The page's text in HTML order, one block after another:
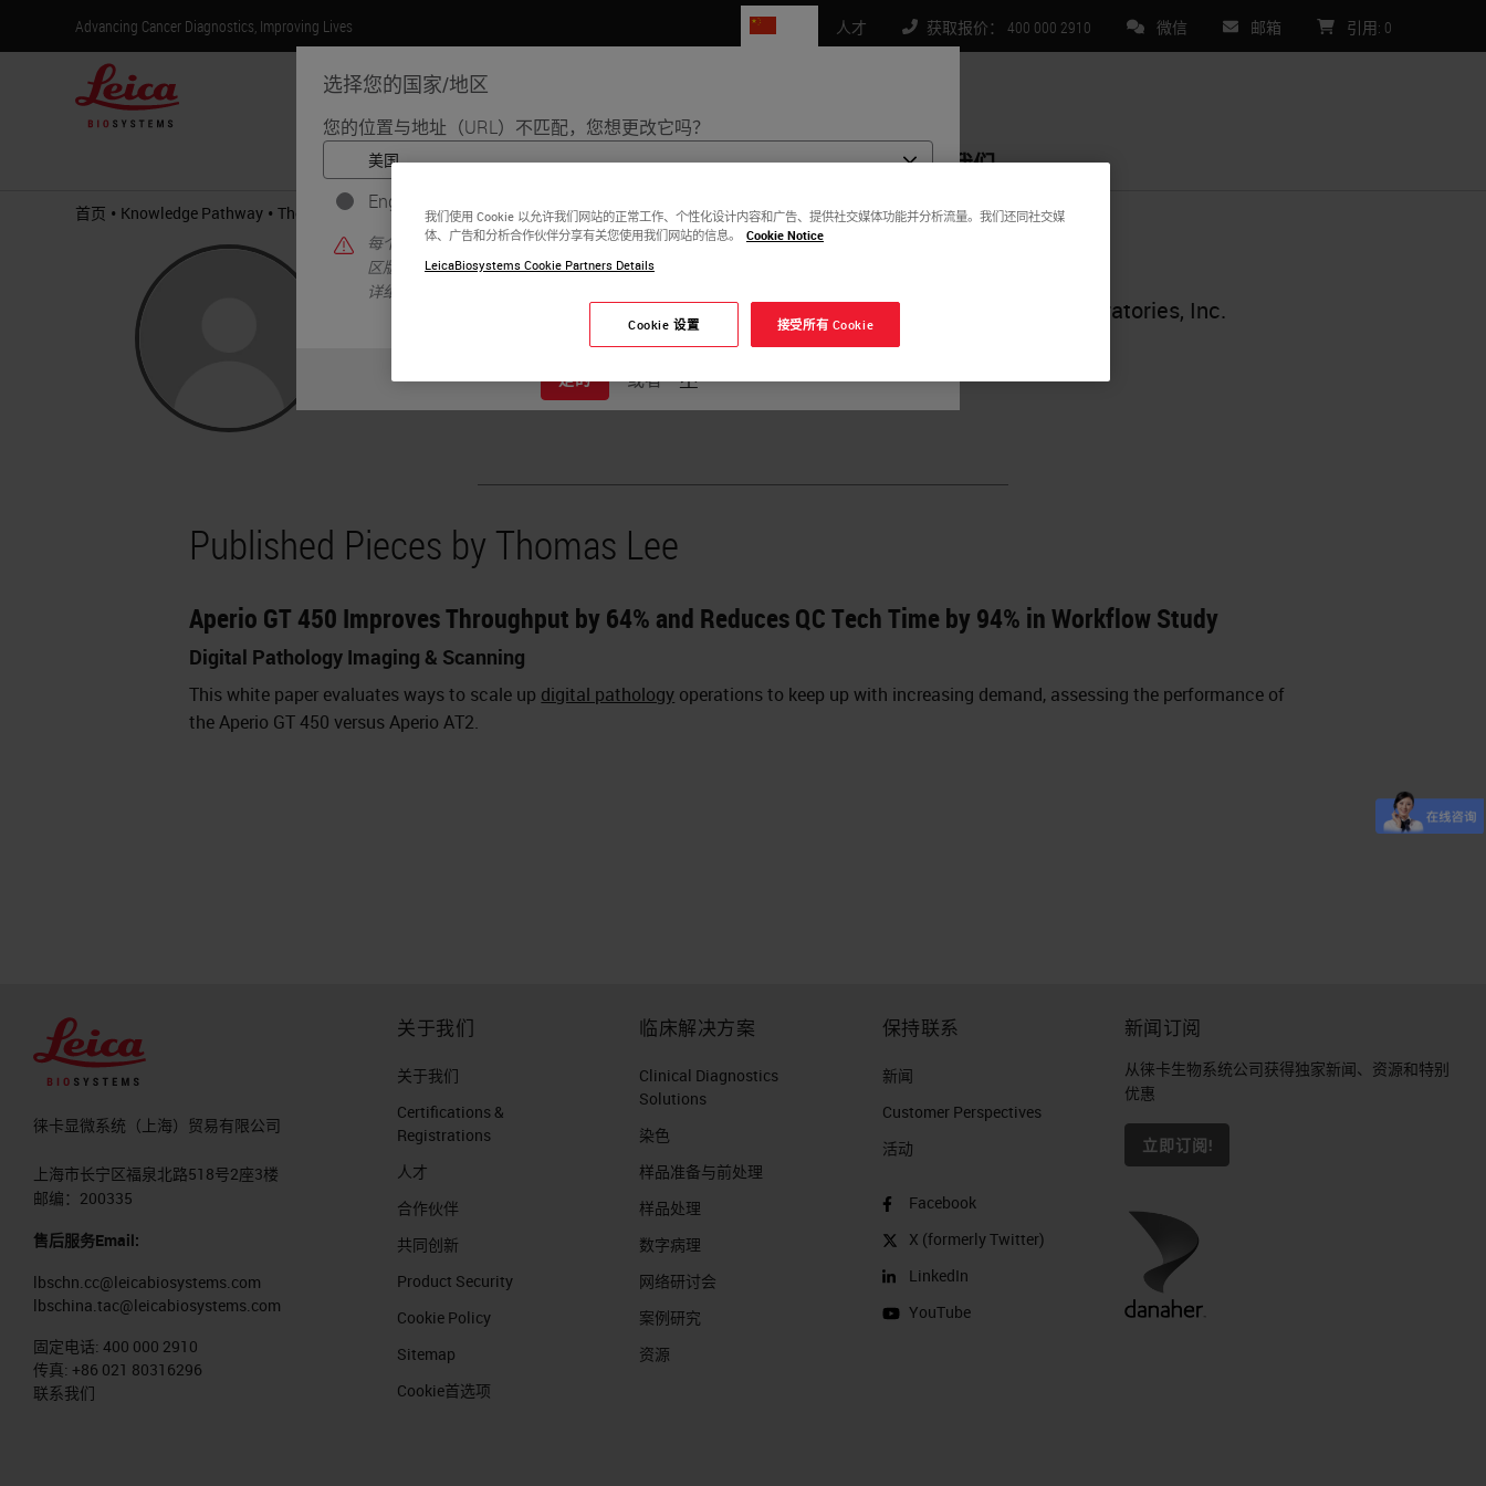
Advancing Cancer Diagnostics, Improving Lives
选择您的国家/地区
您的位置与地址（URL）不匹配，您想更改它吗？
English
每个国家/地区可能有自己的一套监管要求和医疗实践。在我们网站的每个国家/地
区版本中找到的信息特定于并仅适用于该国家/地区。这包括（但不限于）所有产品
详细信息/可用性、文档、定价和促销。
是的 或者 不
人才 获取报价： 400 000 2910 微信 邮箱 引用: 0
产品 生命科学 教育 支持 联系我们
首页 • Knowledge Pathway • Thomas Lee
Thomas Lee
MD, PhD, Director of Surgical Pathology Services, NeoGenomics Laboratories, Inc.
Published Pieces by Thomas Lee
Aperio GT 450 Improves Throughput by 64% and Reduces QC Tech Time by 94% in Workflow Study
Digital Pathology Imaging & Scanning
This white paper evaluates ways to scale up digital pathology operations to keep up with increasing demand, assessing the performance of
the Aperio GT 450 versus Aperio AT2.
徕卡显微系统（上海）贸易有限公司
上海市长宁区福泉北路518号2座3楼
邮编：200335
售后服务Email:
lbschn.cc@leicabiosystems.com
lbschina.tac@leicabiosystems.com
固定电话: 400 000 2910
传真: +86 021 80316296
联系我们
关于我们
关于我们
Certifications &
Registrations
人才
合作伙伴
共同创新
Product Security
Cookie Policy
Sitemap
Cookie首选项
临床解决方案
Clinical Diagnostics
Solutions
染色
样品准备与前处理
样品处理
数字病理
网络研讨会
案例研究
资源
保持联系
新闻
Customer Perspectives​
活动
Facebook
X (formerly Twitter)
LinkedIn
YouTube
新闻订阅
从徕卡生物系统公司获得独家新闻、资源和特别
优惠
立即订阅!
我们使用 Cookie 以允许我们网站的正常工作、个性化设计内容和广告、提供社交媒体功能并分析流量。我们还同社交媒
体、广告和分析合作伙伴分享有关您使用我们网站的信息。
Cookie Notice
LeicaBiosystems Cookie Partners Details
Cookie 设置 接受所有 Cookie